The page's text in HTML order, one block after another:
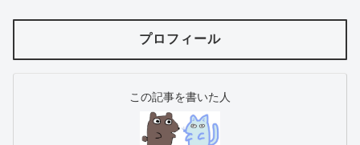
プロフィール
この記事を書いた人